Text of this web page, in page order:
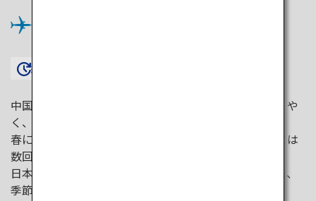
約1時間40分〜
中国地方に属す山口県の大部分は温暖な気候で過ごしや
く、まさに四季を感じさせてくれるエリア。
春には桜、夏には木々の緑、秋には紅葉、そして冬には
数回雪景色を楽しむことができます。
日本三大名橋の一つ、「錦帯橋」もそんな地で生まれ、
季節ごとに違った表情を見せてくれます。